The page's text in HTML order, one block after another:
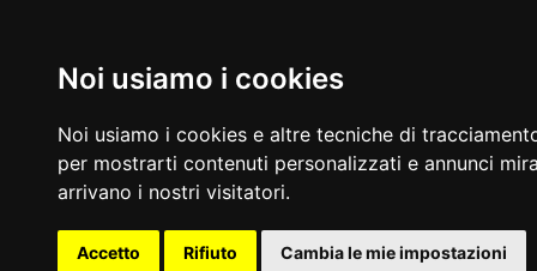
Noi usiamo i cookies
Noi usiamo i cookies e altre tecniche di
per mostrarti contenuti personalizzati e annunci
arrivano i nostri visitatori.
Accetto Rifiuto Cambia le mie impostazioni